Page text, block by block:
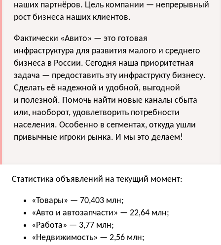
наших партнёров. Цель компании — непрерывный
рост бизнеса наших клиентов.
Фактически «Авито» — это готовая
инфраструктура для развития малого и среднего
бизнеса в России. Сегодня наша приоритетная
задача — предоставить эту инфраструкту бизнесу.
Сделать её надежной и удобной, выгодной
и полезной. Помочь найти новые каналы сбыта
или, наоборот, удовлетворить потребности
населения. Особенно в сегментах, откуда ушли
привычные игроки рынка. И мы это делаем!
Статистика объявлений на текущий момент:
«Товары» — 70,403 млн;
«Авто и автозапчасти» — 22,64 млн;
«Работа» — 3,77 млн;
«Недвижимость» — 2,56 млн;